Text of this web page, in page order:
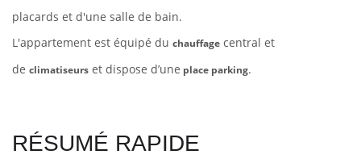
placards et d'une salle de bain.
L'appartement est équipé du chauffage central et
de climatiseurs et dispose d’une place parking.
RÉSUMÉ RAPIDE